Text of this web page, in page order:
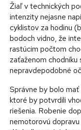
Žiaľ v technických
intenzity nejasne
cyklistov za hodinu
bodoch vidno, že
rastúcim počtom
zaťaženom
nepravdepodobné
Správne by bolo
ktoré by potvrdili
riešenia. Robenie
nemotorovú dopravu